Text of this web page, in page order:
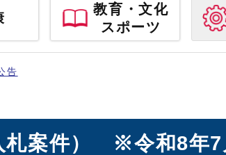
教育・文化
スポーツ
告
札案件） ※令和8年